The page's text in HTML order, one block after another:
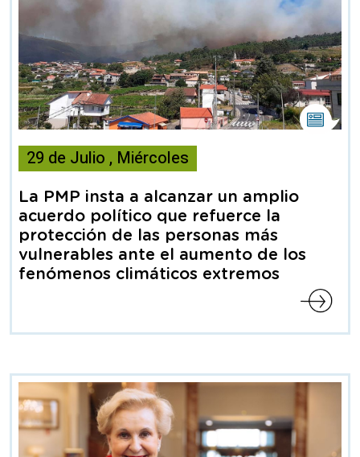
Esta
noticia
29 de Julio , Miércoles
La PMP insta a alcanzar un amplio
acuerdo político que refuerce la
protección de las personas más
vulnerables ante el aumento de los
fenómenos climáticos extremos